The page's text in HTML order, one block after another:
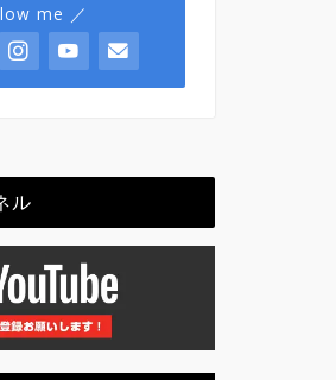
me ／
ル